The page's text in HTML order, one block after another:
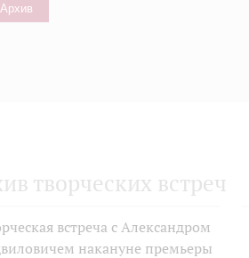
Архив
творческих встреч
встреча с Александром
накануне премьеры